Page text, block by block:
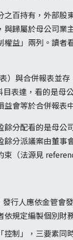
百持有，外部
歸屬於母公司
權益」兩列。讀
）與合併報表並
表達，看的是
會等於合併報表
分配看的是母
分派議案由董
（法源見
行人應依金管會
規定編製個別財
控制」，三要素